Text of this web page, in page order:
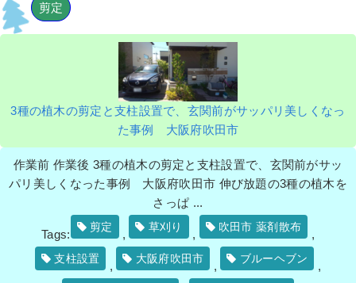
剪定
3種の植木の剪定と支柱設置で、玄関前がサッパリ美しくなっ
た事例 大阪府吹田市
作業前 作業後 3種の植木の剪定と支柱設置で、玄関前がサッ
パリ美しくなった事例 大阪府吹田市 伸び放題の3種の植木を
さっぱ ...
Tags:
剪定
,
草刈り
,
吹田市 薬剤散布
,
支柱設置
,
大阪府吹田市
,
ブルーヘブン
,